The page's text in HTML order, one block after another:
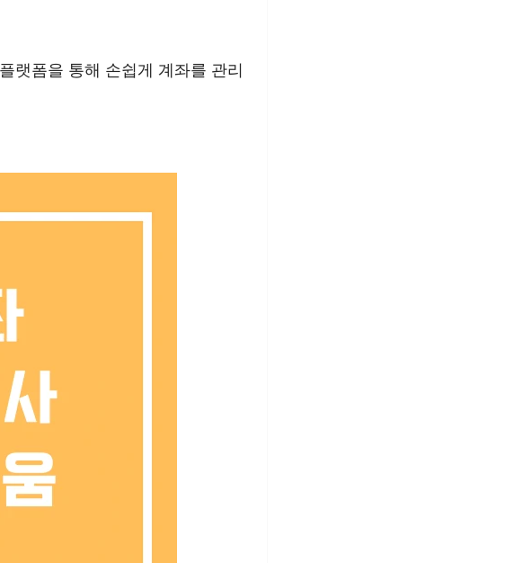
랫폼을 통해 손쉽게 계좌를 관리